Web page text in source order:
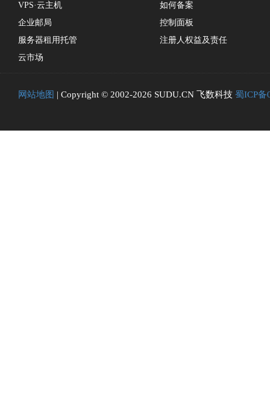
VPS·云主机
企业邮局
服务器租用托管
云市场
如何备案
控制面板
注册人权益及责任
网站地图 | Copyright © 2002-2026 SUDU.CN 飞数科技 蜀ICP备